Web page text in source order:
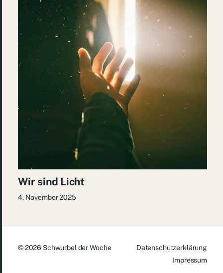
Wir sind Licht
4. November 2025
© 2026 Schwurbel der Woche
Datenschutzerklärung
Impressum